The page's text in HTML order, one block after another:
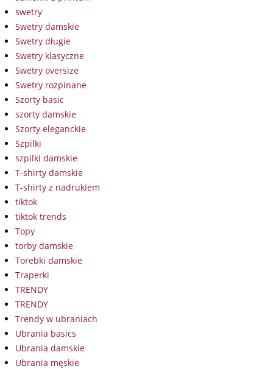
swetry
Swetry damskie
Swetry długie
Swetry klasyczne
Swetry oversize
Swetry rozpinane
Szorty basic
szorty damskie
Szorty eleganckie
Szpilki
szpilki damskie
T-shirty damskie
T-shirty z nadrukiem
tiktok
tiktok trends
Topy
torby damskie
Torebki damskie
Traperki
TRENDY
TRENDY
Trendy w ubraniach
Ubrania basics
Ubrania damskie
Ubrania męskie